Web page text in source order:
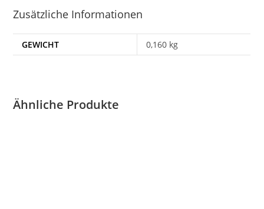
Zusätzliche Informationen
GEWICHT 0,160 kg
Ähnliche Produkte